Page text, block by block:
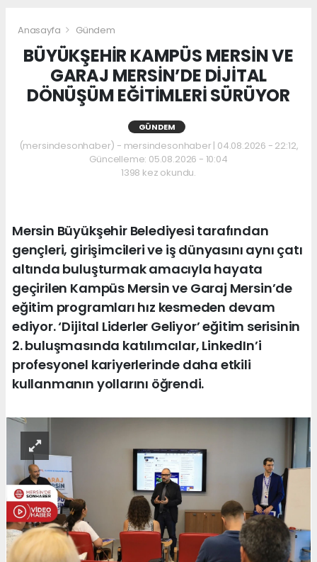
Anasayfa Gündem
BÜYÜKŞEHİR KAMPÜS MERSİN VE
GARAJ MERSİN’DE DİJİTAL
DÖNÜŞÜM EĞİTİMLERİ SÜRÜYOR
GÜNDEM
(mersindesonhaber) - mersindesonhaber | 04.08.2026 - 22:12,
Güncelleme: 05.08.2026 - 10:04
1398 kez okundu.
Mersin Büyükşehir Belediyesi tarafından
gençleri, girişimcileri ve iş dünyasını aynı çatı
altında buluşturmak amacıyla hayata
geçirilen Kampüs Mersin ve Garaj Mersin’de
eğitim programları hız kesmeden devam
ediyor. ‘Dijital Liderler Geliyor’ eğitim serisinin
2. buluşmasında katılımcılar, LinkedIn’i
profesyonel kariyerlerinde daha etkili
kullanmanın yollarını öğrendi.